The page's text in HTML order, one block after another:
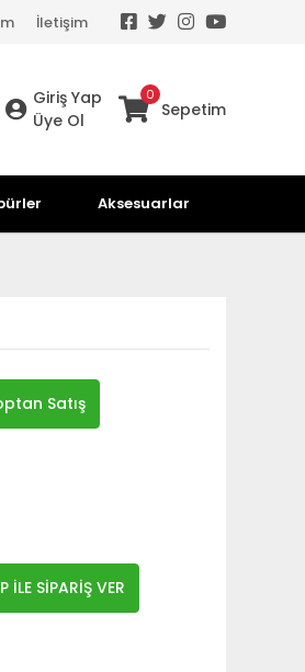
İletişim
Giriş Yap
Üye Ol
0
Sepetim
Aksesuarlar
İLE SİPARİŞ VER
Satış